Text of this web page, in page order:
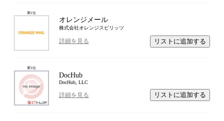
第2位
オレンジメール
株式会社オレンジスピリッツ
詳細を見る リストに追加する
第3位
DocHub
DocHub, LLC
詳細を見る リストに追加する